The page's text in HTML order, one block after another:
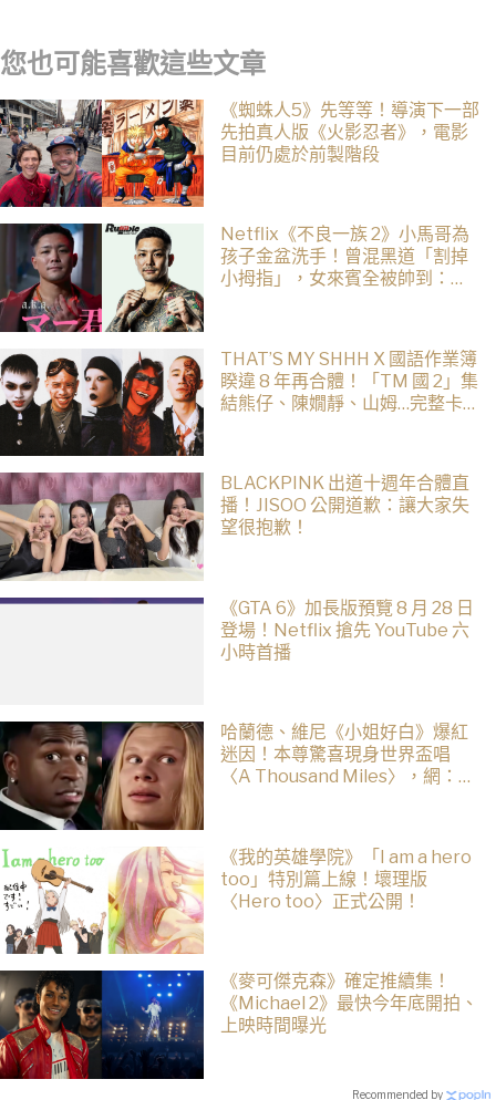
您也可能喜歡這些文章
《蜘蛛人5》先等等！導演下一部
先拍真人版《火影忍者》，電影
目前仍處於前製階段
Netflix《不良一族 2》小馬哥為
孩子金盆洗手！曾混黑道「割掉
小拇指」，女來賓全被帥到：超
THAT’S MY SHHH X 國語作業簿
睽違 8 年再合體！「TM 國 2」集
結熊仔、陳嫺靜、山姆…完整卡
BLACKPINK 出道十週年合體直
播！JISOO 公開道歉：讓大家失
望很抱歉！
《GTA 6》加長版預覽 8 月 28 日
登場！Netflix 搶先 YouTube 六
小時首播
哈蘭德、維尼《小姐好白》爆紅
迷因！本尊驚喜現身世界盃唱
〈A Thousand Miles〉，網：文
《我的英雄學院》「I am a hero
too」特別篇上線！壞理版
〈Hero too〉正式公開！
《麥可傑克森》確定推續集！
《Michael 2》最快今年底開拍、
上映時間曝光
Recommended by